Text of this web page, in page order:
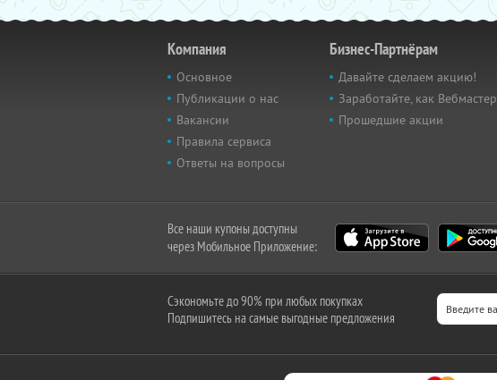
Компания
Основное
Публикации о нас
Вакансии
Правила сервиса
Ответы на вопросы
Бизнес-Партнёрам
Давайте сделаем акцию!
Заработайте, как Вебмастер
Прошедшие акции
Все наши купоны доступны
через Мобильное Приложение:
Сэкономьте до 90% при любых покупках
Подпишитесь на самые выгодные предложения